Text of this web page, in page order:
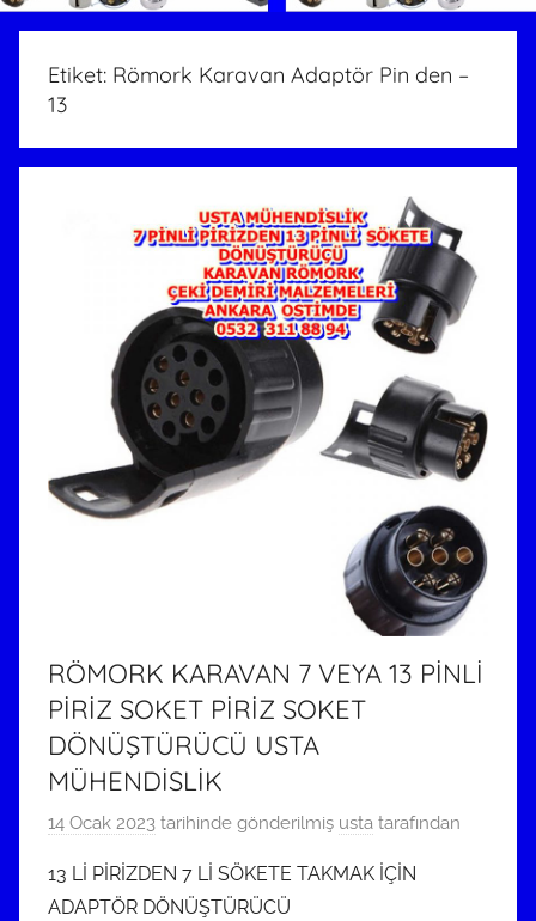
Etiket: Römork Karavan Adaptör Pin den –
13
RÖMORK KARAVAN 7 VEYA 13 PİNLİ
PİRİZ SOKET PİRİZ SOKET
DÖNÜŞTÜRÜCÜ USTA
MÜHENDİSLİK
14 Ocak 2023 tarihinde gönderilmiş usta tarafından
13 Lİ PİRİZDEN 7 Lİ SÖKETE TAKMAK İÇİN
ADAPTÖR DÖNÜŞTÜRÜCÜ